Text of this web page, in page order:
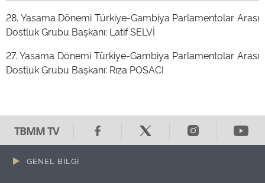
28. Yasama Dönemi Türkiye-Gambiya Parlamentolar Arası
Dostluk Grubu Başkanı: Latif SELVİ
27. Yasama Dönemi Türkiye-Gambiya Parlamentolar Arası
Dostluk Grubu Başkanı: Rıza POSACI
TBMM TV
GENEL BİLGİ